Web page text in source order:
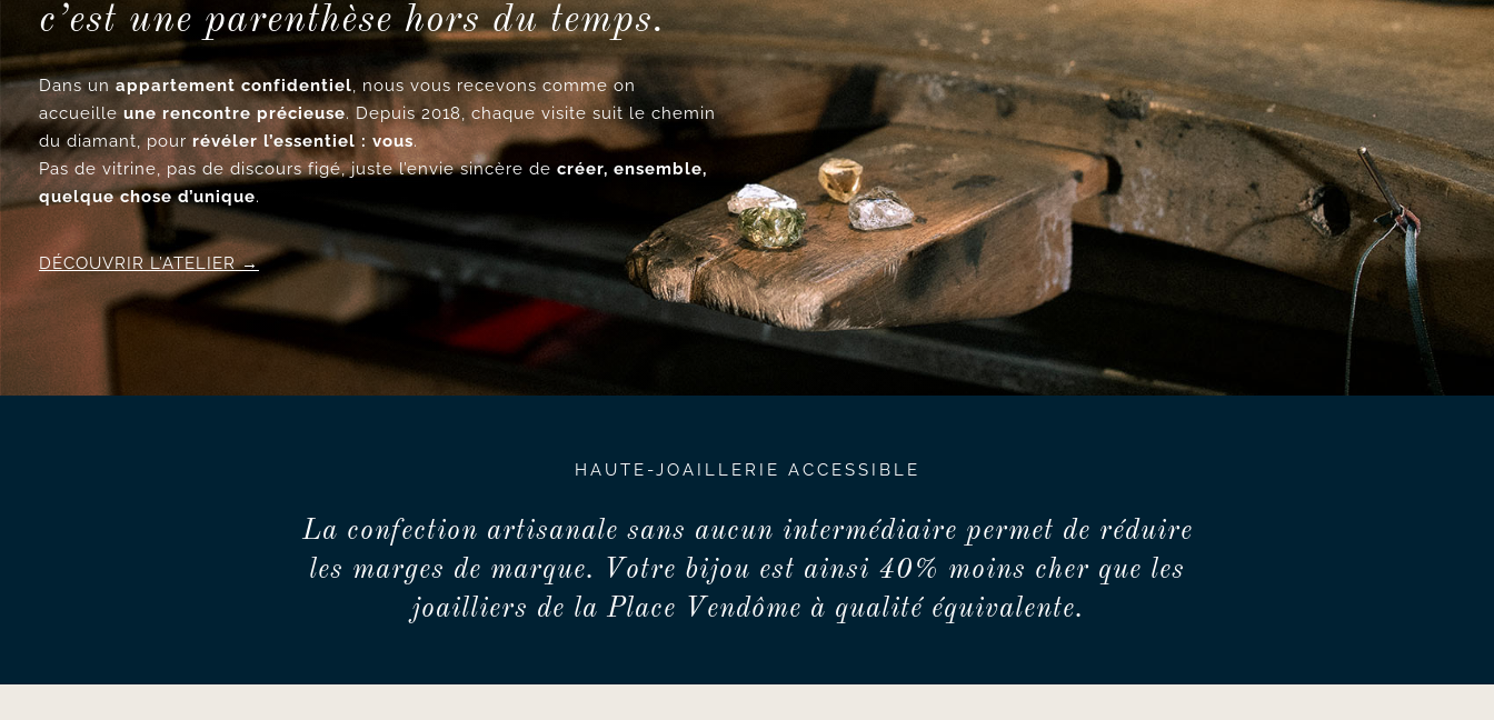
c’est une parenthèse hors du temps.
Dans un appartement confidentiel, nous vous recevons comme on
accueille une rencontre précieuse. Depuis 2018, chaque visite suit le chemin
du diamant, pour révéler l’essentiel : vous.
Pas de vitrine, pas de discours figé, juste l’envie sincère de créer, ensemble,
quelque chose d’unique.
DÉCOUVRIR L’ATELIER
HAUTE-JOAILLERIE ACCESSIBLE
La confection artisanale sans aucun intermédiaire permet de réduire
les marges de marque. Votre bijou est ainsi 40% moins cher que les
joailliers de la Place Vendôme à qualité équivalente.